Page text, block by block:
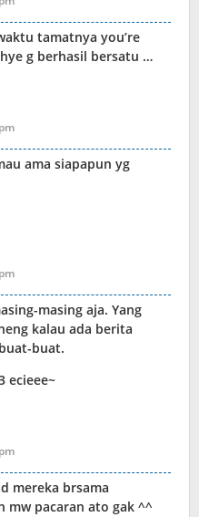
tamatnya you’re
g berhasil bersatu …
ama siapapun yg
masing aja. Yang
kalau ada berita
buat.
ecieee~
mereka brsama
mw pacaran ato gak ^^